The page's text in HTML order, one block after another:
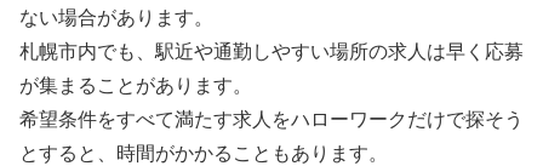
ない場合があります。
札幌市内でも、駅近や通勤しやすい場所の求人は早く応募
が集まることがあります。
希望条件をすべて満たす求人をハローワークだけで探そう
とすると、時間がかかることもあります。